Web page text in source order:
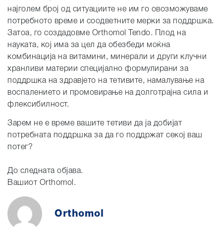
најголем број од ситуациите не им го овозможуваме
потребното време и соодветните мерки за поддршка.
Затоа, го создадовме Orthomol Tendo. Плод на
науката, кој има за цел да обезбеди моќна
комбинација на витамини, минерали и други клучни
хранливи материи специјално формулирани за
поддршка на здравјето на тетивите, намалување на
воспалението и промовирање на долготрајна сила и
флексибилност.
Зарем не е време вашите тетиви да ја добијат
потребната поддршка за да го поддржат секој ваш
потег?
До следната објава.
Вашиот Orthomol.
Orthomol